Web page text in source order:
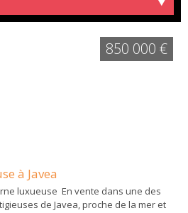
à Javea
luxueuse En vente dans une des
de Javea, proche de la mer et
850 000 €